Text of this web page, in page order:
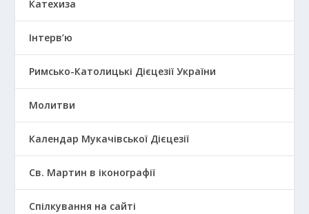
Катехиза
Інтерв’ю
Римсько-Католицькі Дієцезії України
Молитви
Календар Мукачівської Дієцезії
Св. Мартин в іконографії
Спілкування на сайті